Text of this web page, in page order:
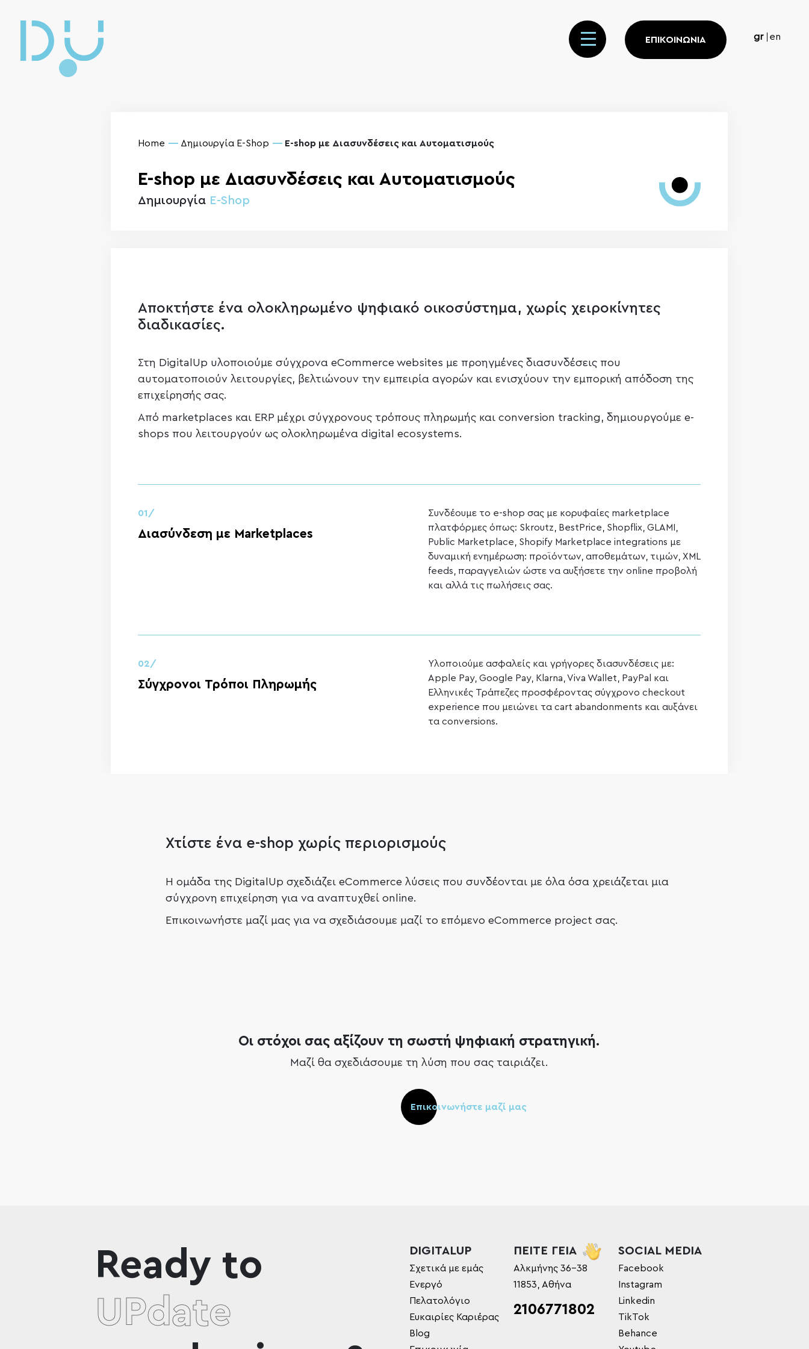
gr en
ΕΠΙΚΟΙΝΩΝΙΑ
Home Δημιουργία E-Shop E-shop με Διασυνδέσεις και Αυτοματισμούς
E-shop με Διασυνδέσεις και Αυτοματισμούς
Δημιουργία E-Shop
Αποκτήστε ένα ολοκληρωμένο ψηφιακό οικοσύστημα, χωρίς χειροκίνητες
διαδικασίες.
Στη DigitalUp υλοποιούμε σύγχρονα eCommerce websites με προηγμένες διασυνδέσεις που
αυτοματοποιούν λειτουργίες, βελτιώνουν την εμπειρία αγορών και ενισχύουν την εμπορική απόδοση της
επιχείρησής σας.
Από marketplaces και ERP μέχρι σύγχρονους τρόπους πληρωμής και conversion tracking, δημιουργούμε e-
shops που λειτουργούν ως ολοκληρωμένα digital ecosystems.
01/
Διασύνδεση με Marketplaces
Συνδέουμε το e-shop σας με κορυφαίες marketplace
πλατφόρμες όπως: Skroutz, BestPrice, Shopflix, GLAMI,
Public Marketplace, Shopify Marketplace integrations με
δυναμική ενημέρωση: προϊόντων, αποθεμάτων, τιμών, XML
feeds, παραγγελιών ώστε να αυξήσετε την online προβολή
και αλλά τις πωλήσεις σας.
02/
Σύγχρονοι Τρόποι Πληρωμής
Υλοποιούμε ασφαλείς και γρήγορες διασυνδέσεις με:
Apple Pay, Google Pay, Klarna, Viva Wallet, PayPal και
Ελληνικές Τράπεζες προσφέροντας σύγχρονο checkout
experience που μειώνει τα cart abandonments και αυξάνει
τα conversions.
Χτίστε ένα e-shop χωρίς περιορισμούς
Η ομάδα της DigitalUp σχεδιάζει eCommerce λύσεις που συνδέονται με όλα όσα χρειάζεται μια
σύγχρονη επιχείρηση για να αναπτυχθεί online.
Επικοινωνήστε μαζί μας για να σχεδιάσουμε μαζί το επόμενο eCommerce project σας.
Οι στόχοι σας αξίζουν τη σωστή ψηφιακή στρατηγική.
Μαζί θα σχεδιάσουμε τη λύση που σας ταιριάζει.
Επικοινωνήστε μαζί μας
Ready to
UPdate
DIGITALUP
Σχετικά με εμάς
Ενεργό
Πελατολόγιο
Ευκαιρίες Καριέρας
Blog
ΠΕΙΤΕ ΓΕΙΑ
Αλκμήνης 36-38
11853, Αθήνα
2106771802
SOCIAL MEDIA
Facebook
Instagram
Linkedin
TikTok
Behance